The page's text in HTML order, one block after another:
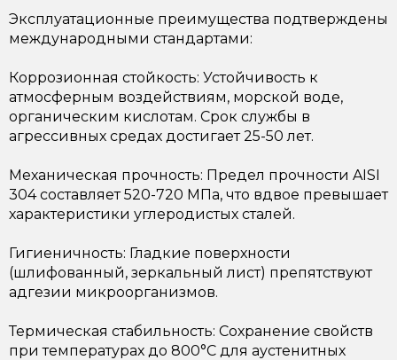
Эксплуатационные преимущества подтверждены
международными стандартами:
Коррозионная стойкость: Устойчивость к
атмосферным воздействиям, морской воде,
органическим кислотам. Срок службы в
агрессивных средах достигает 25-50 лет.
Механическая прочность: Предел прочности AISI
304 составляет 520-720 МПа, что вдвое превышает
характеристики углеродистых сталей.
Гигиеничность: Гладкие поверхности
(шлифованный, зеркальный лист) препятствуют
адгезии микроорганизмов.
Термическая стабильность: Сохранение свойств
при температурах до 800°C для аустенитных